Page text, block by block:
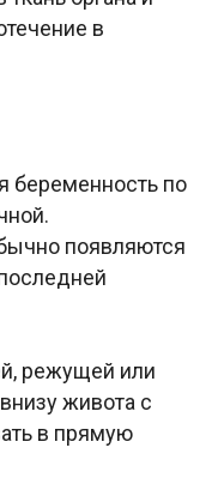
в
беременность по
появляются
режущей или
живота с
в прямую